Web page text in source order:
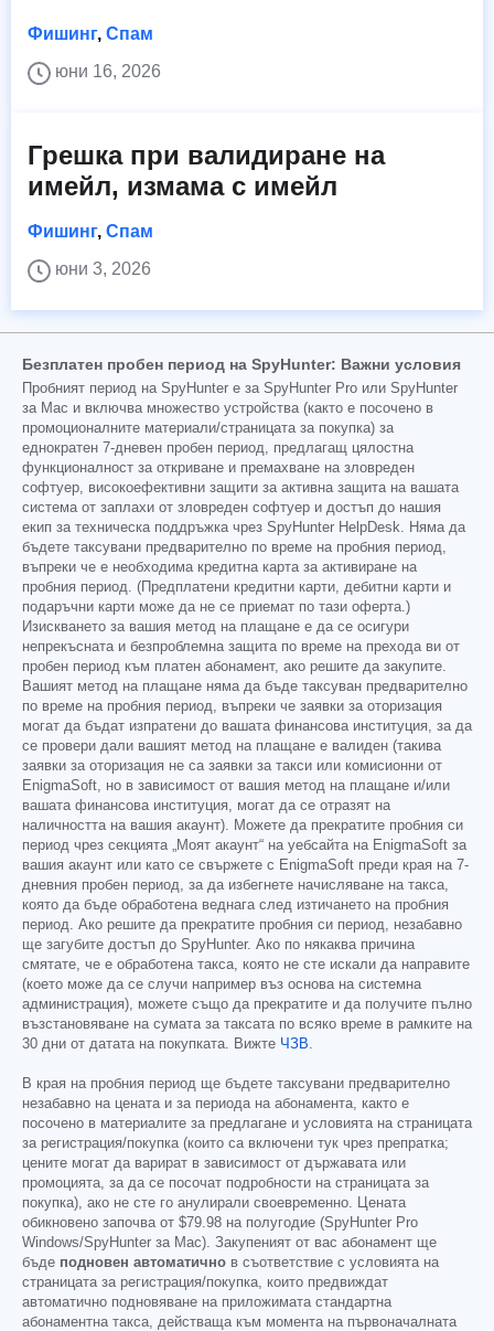
Фишинг, Спам
юни 16, 2026
Грешка при валидиране на
имейл, измама с имейл
Фишинг, Спам
юни 3, 2026
Безплатен пробен период на SpyHunter: Важни условия
Пробният период на SpyHunter е за SpyHunter Pro или SpyHunter
за Mac и включва множество устройства (както е посочено в
промоционалните материали/страницата за покупка) за
еднократен 7-дневен пробен период, предлагащ цялостна
функционалност за откриване и премахване на зловреден
софтуер, високоефективни защити за активна защита на вашата
система от заплахи от зловреден софтуер и достъп до нашия
екип за техническа поддръжка чрез SpyHunter HelpDesk. Няма да
бъдете таксувани предварително по време на пробния период,
въпреки че е необходима кредитна карта за активиране на
пробния период. (Предплатени кредитни карти, дебитни карти и
подаръчни карти може да не се приемат по тази оферта.)
Изискването за вашия метод на плащане е да се осигури
непрекъсната и безпроблемна защита по време на прехода ви от
пробен период към платен абонамент, ако решите да закупите.
Вашият метод на плащане няма да бъде таксуван предварително
по време на пробния период, въпреки че заявки за оторизация
могат да бъдат изпратени до вашата финансова институция, за да
се провери дали вашият метод на плащане е валиден (такива
заявки за оторизация не са заявки за такси или комисионни от
EnigmaSoft, но в зависимост от вашия метод на плащане и/или
вашата финансова институция, могат да се отразят на
наличността на вашия акаунт). Можете да прекратите пробния си
период чрез секцията „Моят акаунт“ на уебсайта на EnigmaSoft за
вашия акаунт или като се свържете с EnigmaSoft преди края на 7-
дневния пробен период, за да избегнете начисляване на такса,
която да бъде обработена веднага след изтичането на пробния
период. Ако решите да прекратите пробния си период, незабавно
ще загубите достъп до SpyHunter. Ако по някаква причина
смятате, че е обработена такса, която не сте искали да направите
(което може да се случи например въз основа на системна
администрация), можете също да прекратите и да получите пълно
възстановяване на сумата за таксата по всяко време в рамките на
30 дни от датата на покупката. Вижте ЧЗВ.
В края на пробния период ще бъдете таксувани предварително
незабавно на цената и за периода на абонамента, както е
посочено в материалите за предлагане и условията на страницата
за регистрация/покупка (които са включени тук чрез препратка;
цените могат да варират в зависимост от държавата или
промоцията, за да се посочат подробности на страницата за
покупка), ако не сте го анулирали своевременно. Цената
обикновено започва от $79.98 на полугодие (SpyHunter Pro
Windows/SpyHunter за Mac). Закупеният от вас абонамент ще
бъде подновен автоматично в съответствие с условията на
страницата за регистрация/покупка, които предвиждат
автоматично подновяване на приложимата стандартна
абонаментна такса, действаща към момента на първоначалната